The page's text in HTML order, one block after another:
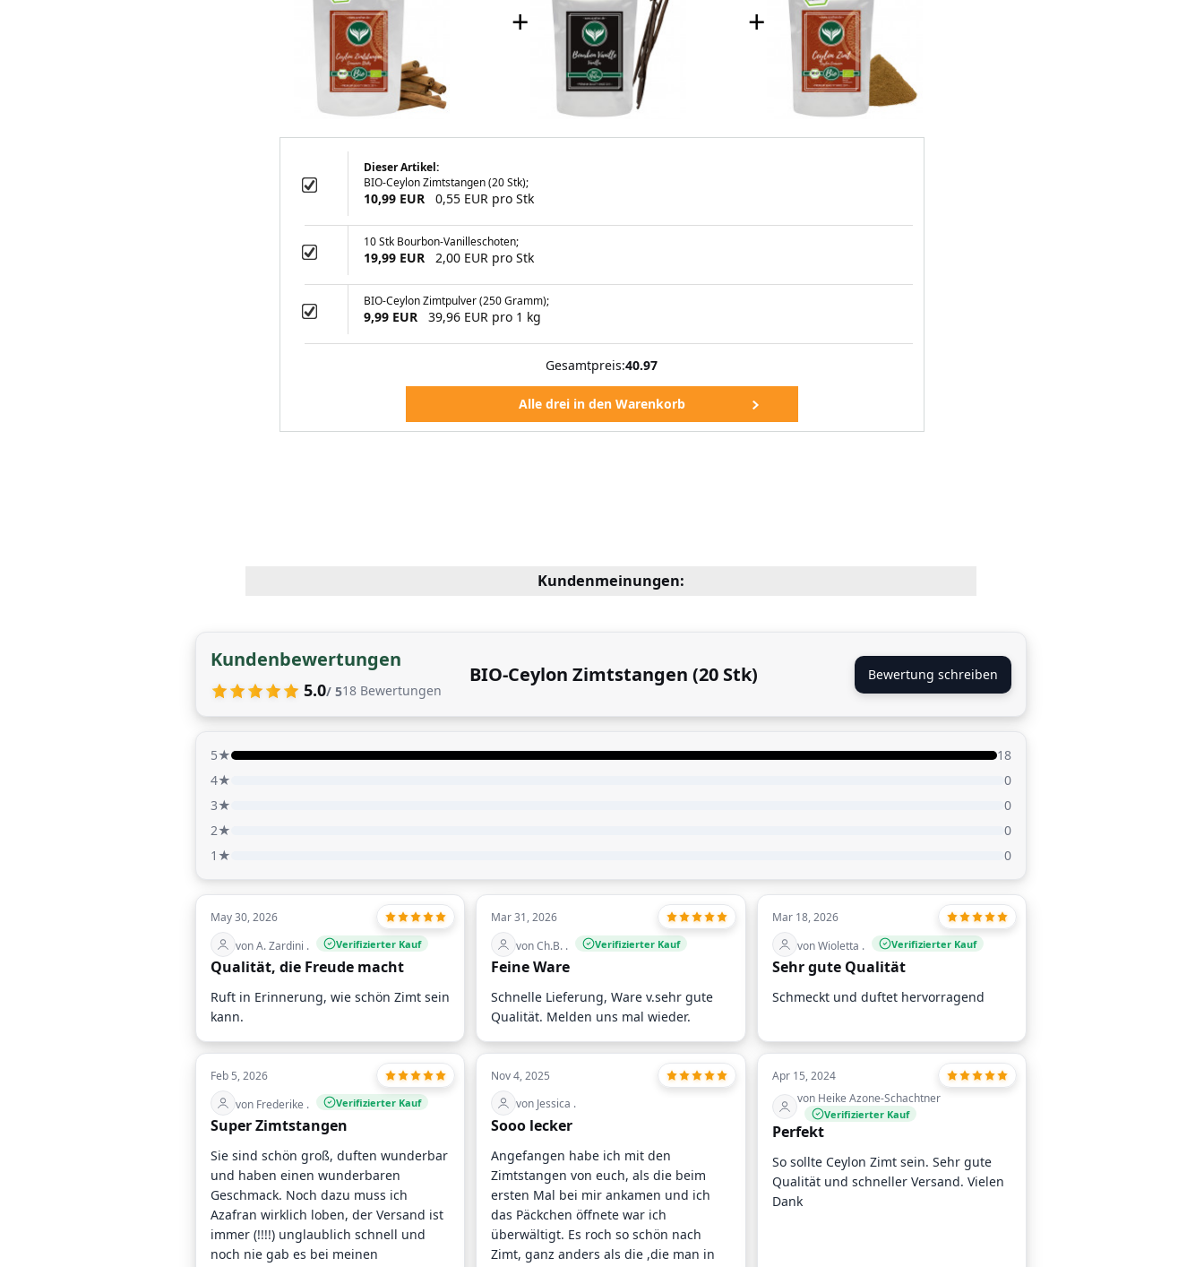
+ +
Dieser Artikel:
BIO-Ceylon Zimtstangen (20 Stk);
10,99 EUR 0,55 EUR pro Stk
10 Stk Bourbon-Vanilleschoten;
19,99 EUR 2,00 EUR pro Stk
BIO-Ceylon Zimtpulver (250 Gramm);
9,99 EUR 39,96 EUR pro 1 kg
Gesamtpreis:40.97
Kundenmeinungen:
Kundenbewertungen
5.0/ 518 Bewertungen
BIO-Ceylon Zimtstangen (20 Stk) Bewertung schreiben
5★
18
4★
0
3★
0
2★
0
1★
0
May 30, 2026
von A. Zardini .
Verifizierter Kauf
Qualität, die Freude macht
Ruft in Erinnerung, wie schön Zimt sein
kann.
Mar 31, 2026
von Ch.B. .
Verifizierter Kauf
Feine Ware
Schnelle Lieferung, Ware v.sehr gute
Qualität. Melden uns mal wieder.
Mar 18, 2026
von Wioletta .
Verifizierter Kauf
Sehr gute Qualität
Schmeckt und duftet hervorragend
Feb 5, 2026
von Frederike .
Verifizierter Kauf
Super Zimtstangen
Sie sind schön groß, duften wunderbar
und haben einen wunderbaren
Geschmack. Noch dazu muss ich
Azafran wirklich loben, der Versand ist
immer (!!!!) unglaublich schnell und
noch nie gab es bei meinen
Nov 4, 2025
von Jessica .
Sooo lecker
Angefangen habe ich mit den
Zimtstangen von euch, als die beim
ersten Mal bei mir ankamen und ich
das Päckchen öffnete war ich
überwältigt. Es roch so schön nach
Zimt, ganz anders als die ,die man in
Apr 15, 2024
von Heike Azone-Schachtner
Verifizierter Kauf
Perfekt
So sollte Ceylon Zimt sein. Sehr gute
Qualität und schneller Versand. Vielen
Dank